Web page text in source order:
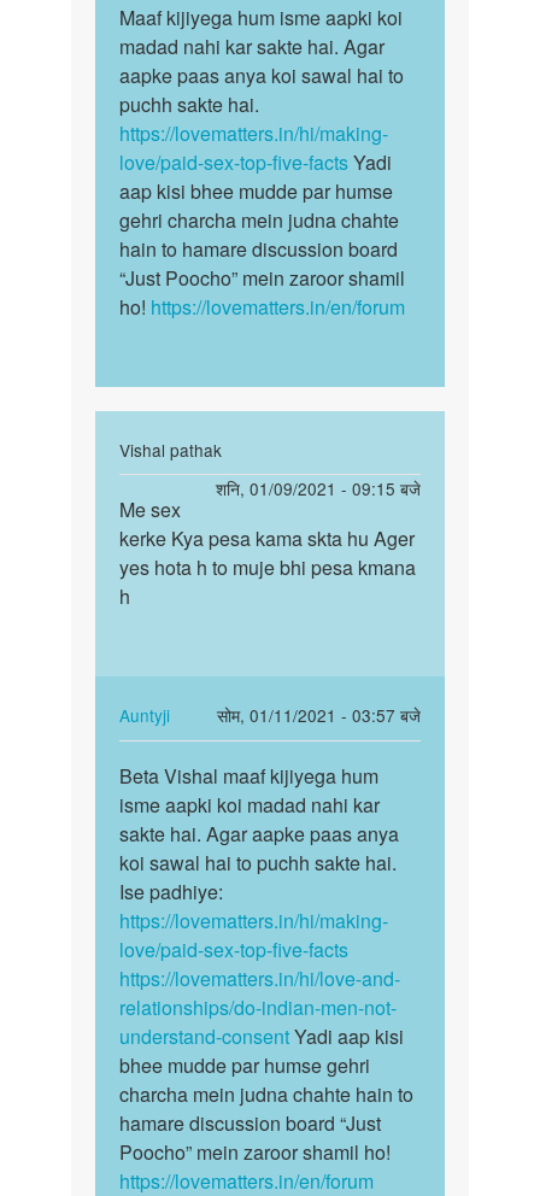
to
Message
karna
chahta
hun…
by
Yash
pandey
Maaf
kijiyega
hum
isme
aapki…
Maaf kijiyega hum isme aapki koi
madad nahi kar sakte hai. Agar
aapke paas anya koi sawal hai to
puchh sakte hai.
https://lovematters.in/hi/making-
love/paid-sex-top-five-factsYadi
aap kisi bhee mudde par humse
gehri charcha mein judna chahte
hain to hamare discussion board
“Just Poocho” mein zaroor shamil
ho! https://lovematters.in/en/forum
Vishal pathak
शनि, 01/09/2021 - 09:15 बजे
reply
में
सेक्स
by
Lokesh
Me
sex
kerke
Kya
Me sex
kerke Kya pesa kama skta hu Ager
yes hota h to muje bhi pesa kmana
h
Auntyji
सोम, 01/11/2021 - 03:57 बजे
In
reply
to
Me
sex
kerke
Kya
pesa
kama…
by
Vishal
pathak
Beta
Vishal
maaf
kijiyega…
Beta Vishal maaf kijiyega hum
isme aapki koi madad nahi kar
sakte hai. Agar aapke paas anya
koi sawal hai to puchh sakte hai.
Ise padhiye:
https://lovematters.in/hi/making-
love/paid-sex-top-five-facts
https://lovematters.in/hi/love-and-
relationships/do-indian-men-not-
understand-consentYadi aap kisi
bhee mudde par humse gehri
charcha mein judna chahte hain to
hamare discussion board “Just
Poocho” mein zaroor shamil ho!
https://lovematters.in/en/forum